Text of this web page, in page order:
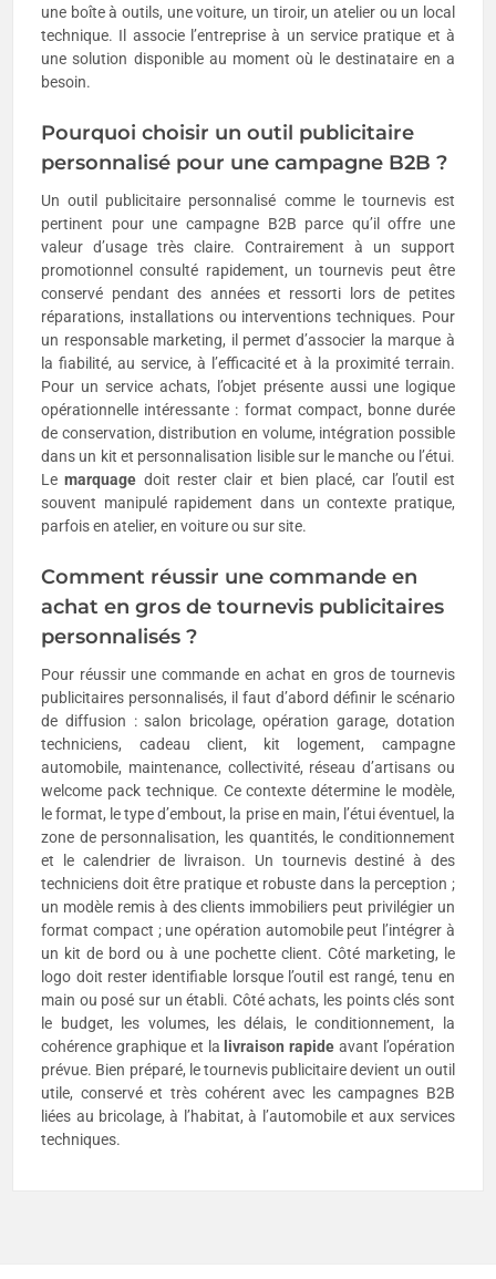
une boîte à outils, une voiture, un tiroir, un atelier ou un local
technique. Il associe l’entreprise à un service pratique et à
une solution disponible au moment où le destinataire en a
besoin.
Pourquoi choisir un outil publicitaire
personnalisé pour une campagne B2B ?
Un outil publicitaire personnalisé comme le tournevis est
pertinent pour une campagne B2B parce qu’il offre une
valeur d’usage très claire. Contrairement à un support
promotionnel consulté rapidement, un tournevis peut être
conservé pendant des années et ressorti lors de petites
réparations, installations ou interventions techniques. Pour
un responsable marketing, il permet d’associer la marque à
la fiabilité, au service, à l’efficacité et à la proximité terrain.
Pour un service achats, l’objet présente aussi une logique
opérationnelle intéressante : format compact, bonne durée
de conservation, distribution en volume, intégration possible
dans un kit et personnalisation lisible sur le manche ou l’étui.
Lemarquage doit rester clair et bien placé, car l’outil est
souvent manipulé rapidement dans un contexte pratique,
parfois en atelier, en voiture ou sur site.
Comment réussir une commande en
achat en gros de tournevis publicitaires
personnalisés ?
Pour réussir une commande en achat en gros de tournevis
publicitaires personnalisés, il faut d’abord définir le scénario
de diffusion : salon bricolage, opération garage, dotation
techniciens, cadeau client, kit logement, campagne
automobile, maintenance, collectivité, réseau d’artisans ou
welcome pack technique. Ce contexte détermine le modèle,
le format, le type d’embout, la prise en main, l’étui éventuel, la
zone de personnalisation, les quantités, le conditionnement
et le calendrier de livraison. Un tournevis destiné à des
techniciens doit être pratique et robuste dans la perception ;
un modèle remis à des clients immobiliers peut privilégier un
format compact ; une opération automobile peut l’intégrer à
un kit de bord ou à une pochette client. Côté marketing, le
logo doit rester identifiable lorsque l’outil est rangé, tenu en
main ou posé sur un établi. Côté achats, les points clés sont
le budget, les volumes, les délais, le conditionnement, la
cohérence graphique et la livraison rapide avant l’opération
prévue. Bien préparé, le tournevis publicitaire devient un outil
utile, conservé et très cohérent avec les campagnes B2B
liées au bricolage, à l’habitat, à l’automobile et aux services
techniques.